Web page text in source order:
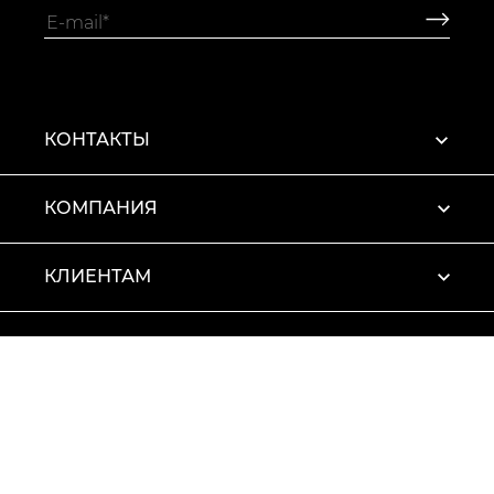
КОНТАКТЫ
КОМПАНИЯ
КЛИЕНТАМ